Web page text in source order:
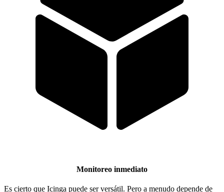
Monitoreo inmediato
Es cierto que Icinga puede ser versátil. Pero a menudo depende de